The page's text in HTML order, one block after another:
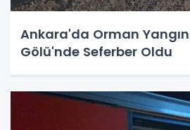
Ankara'da Orman
Gölü'nde Seferber Oldu